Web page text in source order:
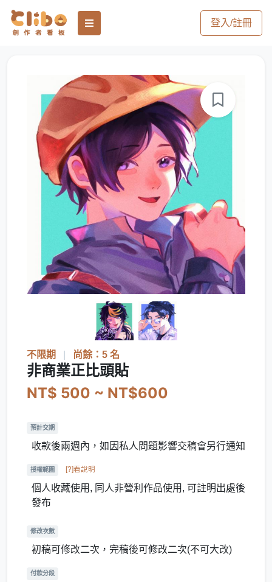
登入/註冊
不限期 尚餘：5 名
非商業正比頭貼
NT$ 500 ~ NT$600
預計交期
收款後兩週內，如因私人問題影響交稿會另行通知
授權範圍 [?]看說明
個人收藏使用, 同人非營利作品使用, 可註明出處後
發布
修改次數
初稿可修改二次，完稿後可修改二次(不可大改)
付款分段